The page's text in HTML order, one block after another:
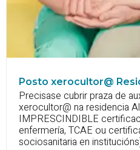
Posto xerocultor@
Precisase cubrir praza de
xerocultor@ na residencia
IMPRESCINDIBLE
enfermería, TCAE ou
sociosanitaria en